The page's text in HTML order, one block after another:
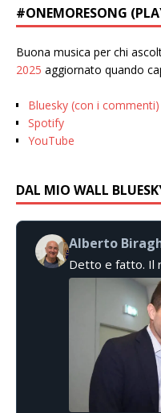
#ONEMORESONG
Buona musica per chi
2025 aggiornato quando
Bluesky (con i commenti)
Spotify
YouTube
DAL MIO WALL
Alberto
Detto e fatto. Il